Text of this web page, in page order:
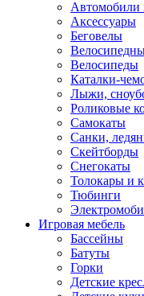
Автомобили
Аксессуары
Беговелы
Велосипеды
Каталки-
Лыжи,
Роликовые
Самокаты
Санки,
Скейтборды
Снегокаты
Толокары и
Тюбинги
Игровая мебель
Бассейны
Батуты
Горки
Детские